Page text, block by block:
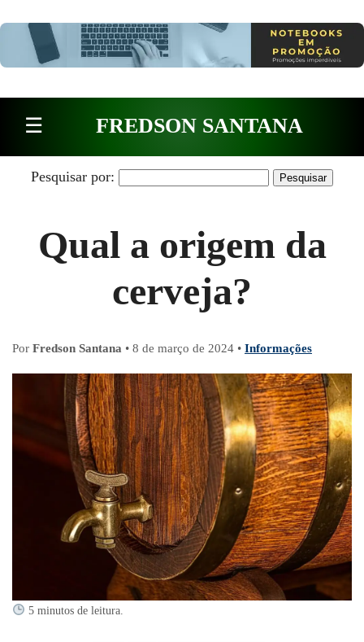
☰ FREDSON SANTANA
Pesquisar por:
Qual a origem da
cerveja?
Por Fredson Santana • 8 de março de 2024 • Informações
5 minutos de leitura.